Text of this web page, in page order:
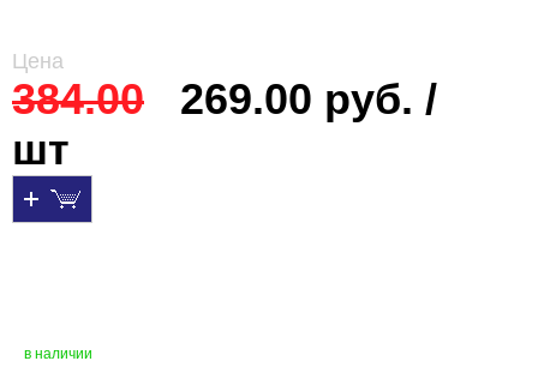
Цена
384.00
269.00 руб. /
шт
в наличии